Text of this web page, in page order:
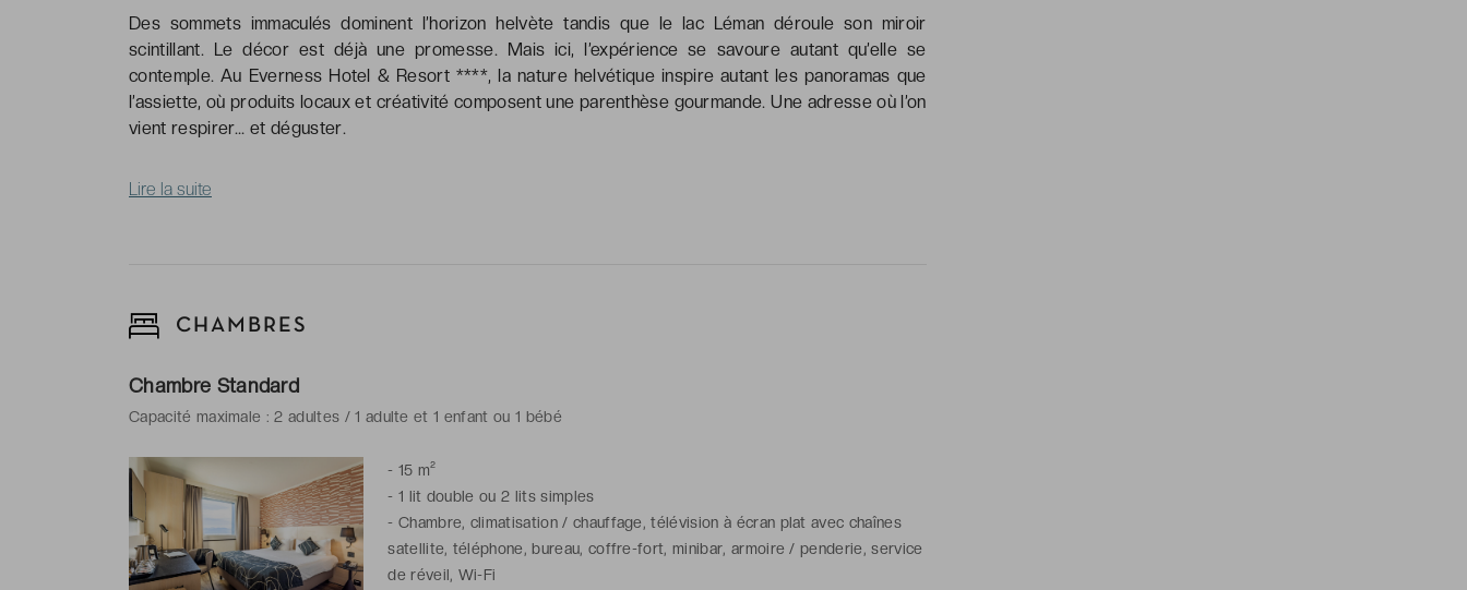
Des sommets immaculés dominent l’horizon helvète tandis que le lac Léman déroule son miroir
scintillant. Le décor est déjà une promesse. Mais ici, l’expérience se savoure autant qu’elle se
contemple. Au Everness Hotel & Resort ****, la nature helvétique inspire autant les panoramas que
l’assiette, où produits locaux et créativité composent une parenthèse gourmande. Une adresse où l’on
vient respirer… et déguster.
Lire la suite
CHAMBRES
Chambre Standard
Capacité maximale : 2 adultes / 1 adulte et 1 enfant ou 1 bébé
- 15 m²
- 1 lit double ou 2 lits simples
- Chambre, climatisation / chauffage, télévision à écran plat avec chaînes
satellite, téléphone, bureau, coffre-fort, minibar, armoire / penderie, service
de réveil, Wi-Fi